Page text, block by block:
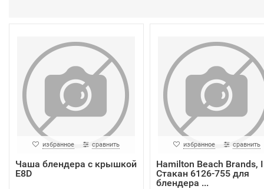
избранное сравнить
Чаша блендера с крышкой
E8D
избранное сравнить
Hamilton Beach Brands,
Стакан 6126-755 для
блендера ...